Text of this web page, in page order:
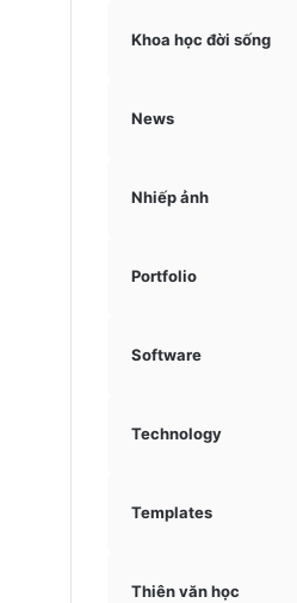
Khoa học đời sống
News
Nhiếp ảnh
Portfolio
Software
Technology
Templates
Thiên văn học